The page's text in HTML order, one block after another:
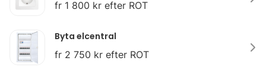
fr 1 800 kr efter ROT
Byta elcentral
fr 2 750 kr efter ROT